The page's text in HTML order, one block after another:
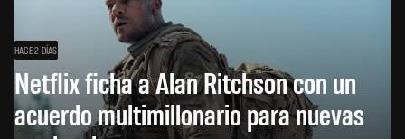
HACE 2 DÍAS
Netflix ficha a Alan Ritchson con un
acuerdo multimillonario para nuevas